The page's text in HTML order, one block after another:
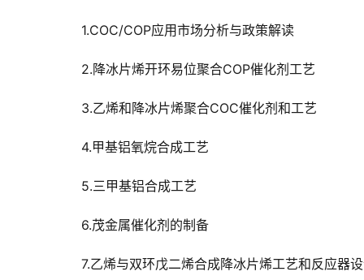
1.COC/COP应用市场分析与政策解读
2.降冰片烯开环易位聚合COP催化剂工艺
3.乙烯和降冰片烯聚合COC催化剂和工艺
4.甲基铝氧烷合成工艺
5.三甲基铝合成工艺
6.茂金属催化剂的制备
7.乙烯与双环戊二烯合成降冰片烯工艺和反应器